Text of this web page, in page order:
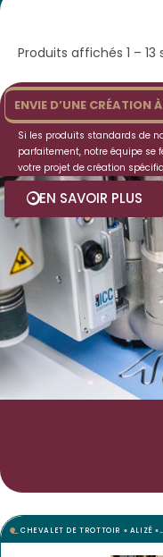
Produits affichés 1 – 13
ENVIE D’UNE CRÉATION
Si les produits standards de
parfaitement, notre équipe se
votre projet de création
EN SAVOIR PLUS
CHEVALET DE TROTTOIR « ALIZÉ »…